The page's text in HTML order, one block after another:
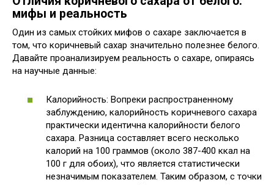
мифы и реальность
Один из самых стойких мифов о сахаре заключается в
том, что коричневый сахар значительно полезнее белого.
Давайте проанализируем реальность о сахаре, опираясь
на научные данные:
Калорийность: Вопреки распространенному
заблуждению, калорийность коричневого сахара
практически идентична калорийности белого
сахара. Разница составляет всего несколько
калорий на 100 граммов (около 387-400 ккал на
100 г для обоих), что является статистически
незначимым показателем. Таким образом, с точки